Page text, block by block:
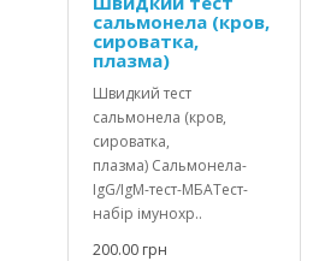
сальмонела (кров,
сироватка,
плазма)
Швидкий тест
сальмонела (кров,
сироватка,
плазма) Сальмонела-
IgG/IgM-тест-МБАТест-
набір імунохр..
200.00 грн